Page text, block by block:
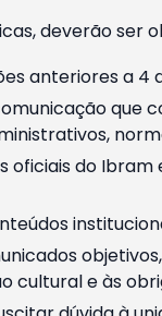
deverão ser
anteriores a 4
que
do Ibram
cultural e às